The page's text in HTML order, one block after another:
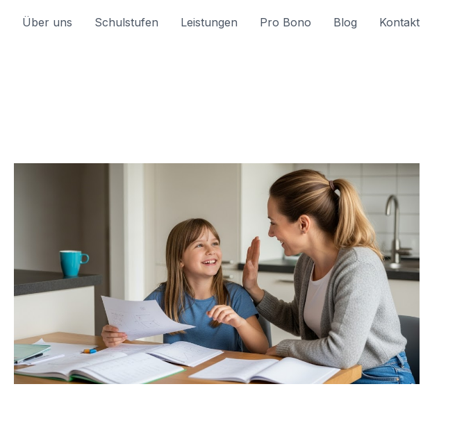
Über uns Schulstufen Leistungen Pro Bono Blog Kontakt